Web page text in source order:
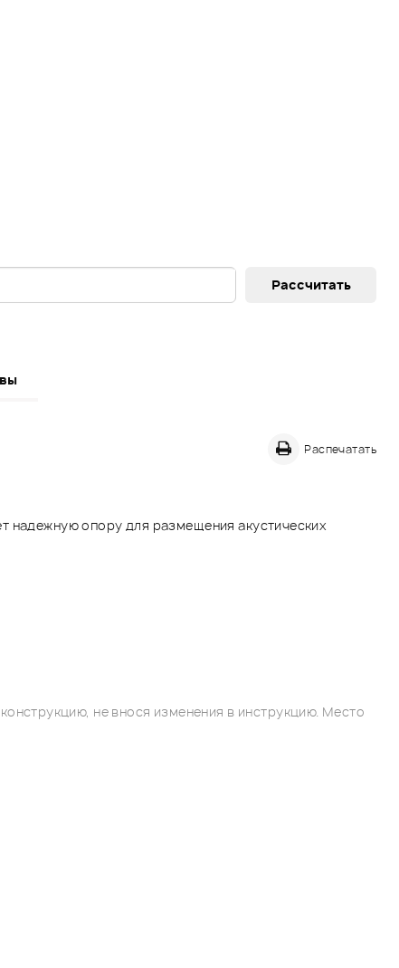
Распечатать
надежную опору для размещения акустических
не внося изменения в инструкцию. Место